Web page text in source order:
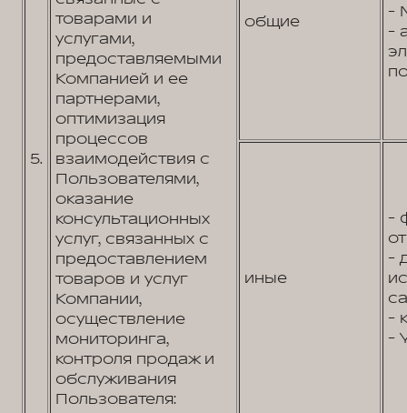
5.
товарами и
услугами,
предоставляемыми
Компанией и ее
партнерами,
оптимизация
процессов
взаимодействия с
Пользователями,
оказание
консультационных
услуг, связанных с
предоставлением
товаров и услуг
Компании,
осуществление
мониторинга,
контроля продаж и
обслуживания
Пользователя:
общие
-
-
иные
-
-
-
-